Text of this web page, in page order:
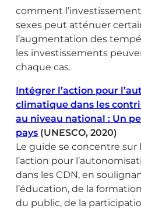
comment
sexes peut atténuer
l’augmentation des
les investissements
chaque cas.
Intégrer l’action pour
climatique dans les
au niveau national : Un
pays (UNESCO, 2020)
Le guide se concentre sur
l’action pour
dans les CDN, en
l’éducation, de la
du public, de la